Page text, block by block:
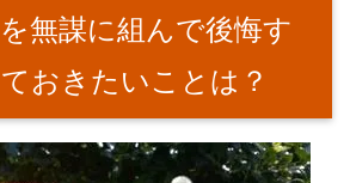
無謀に組んで後悔す
おきたいことは？